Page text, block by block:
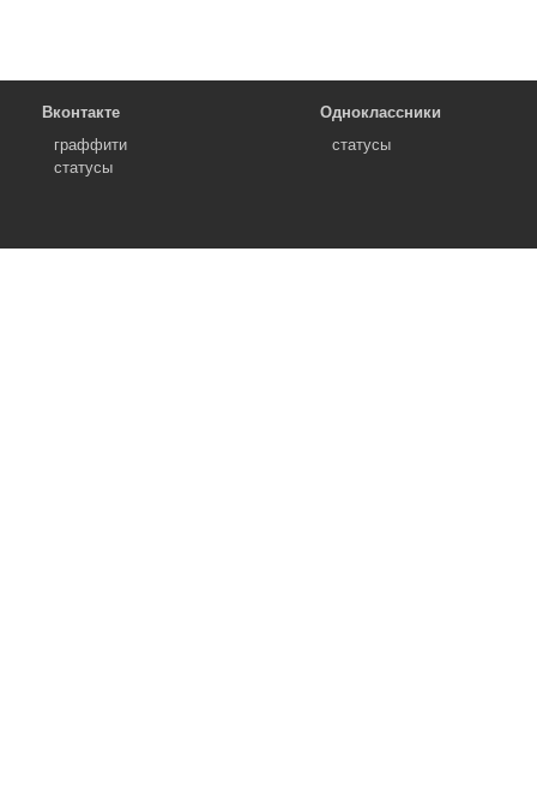
Вконтакте
граффити
статусы
Одноклассники
статусы